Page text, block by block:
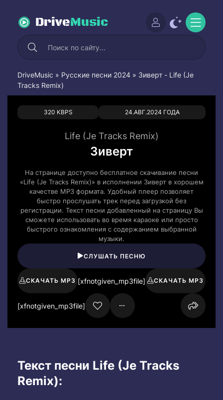
DriveMusic
DriveMusic » Русские песни 2024 » Зиверт - Life (Je
Tracks Remix)
320 KBPS 24.АВГ.2024 ГОДА
0 0
Life (Je Tracks Remix)
Зиверт
На странице доступно бесплатное скачивание песни
«Life (Je Tracks Remix)» в исполнении Зиверт в хорошем
качестве MP3 формата. Удобный плеер позволяет
быстро прослушать трек перед загрузкой без
регистрации. Текст песни добавленный на страницу Вы
сможете использовать во время караоке или просто
быстрого ознакомления с содержанием выбранной
музыки.
СЛУШАТЬ ПЕСНЮ
СКАЧАТЬ MP3 [xfnotgiven_mp3file] СКАЧАТЬ MP3
[xfnotgiven_mp3file]
Текст песни Life (Je Tracks
Remix):